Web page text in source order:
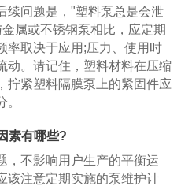
问题是，"塑料泵总是会泄
属或不锈钢泵相比，应定期
率取决于应用;压力、使用时
动。请记住，塑料材料在压缩
拧紧塑料隔膜泵上的紧固件应
素有哪些?
不影响用户生产的平衡运
该注意定期实施的泵维护计